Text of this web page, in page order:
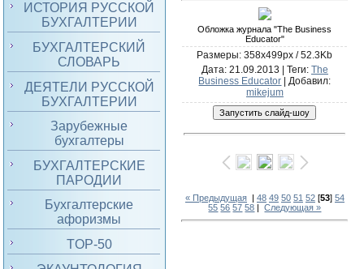
ИСТОРИЯ РУССКОЙ
БУХГАЛТЕРИИ
БУХГАЛТЕРСКИЙ
СЛОВАРЬ
ДЕЯТЕЛИ РУССКОЙ
БУХГАЛТЕРИИ
Зарубежные
бухгалтеры
БУХГАЛТЕРСКИЕ
ПАРОДИИ
Бухгалтерские
афоризмы
TOP-50
Обложка журнала "The Business
Educator"
Размеры: 358x499px / 52.3Kb
Дата: 21.09.2013 | Теги: The
Business Educator |Добавил:
mikejum
« Предыдущая| 48 49 50 51 52[53] 54
55 56 57 58 |Следующая »